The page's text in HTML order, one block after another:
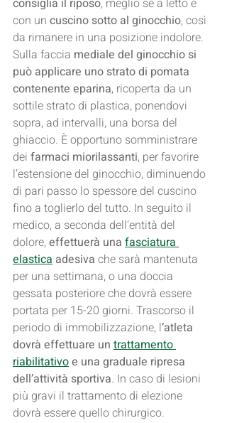
consiglia il riposo, meglio se a letto e
con un cuscino sotto al ginocchio, così
da rimanere in una posizione indolore.
Sulla faccia mediale del ginocchio si
può applicare uno strato di pomata
contenente eparina, ricoperta da un
sottile strato di plastica, ponendovi
sopra, ad intervalli, una borsa del
ghiaccio. È opportuno somministrare
dei farmaci miorilassanti, per favorire
l’estensione del ginocchio, diminuendo
di pari passo lo spessore del cuscino
fino a toglierlo del tutto. In seguito il
medico, a seconda dell’entità del
dolore, effettuerà una fasciatura
elastica adesiva che sarà mantenuta
per una settimana, o una doccia
gessata posteriore che dovrà essere
portata per 15-20 giorni. Trascorso il
periodo di immobilizzazione, l‘atleta
dovrà effettuare un trattamento
riabilitativo e una graduale ripresa
dell’attività sportiva. In caso di lesioni
più gravi il trattamento di elezione
dovrà essere quello chirurgico.